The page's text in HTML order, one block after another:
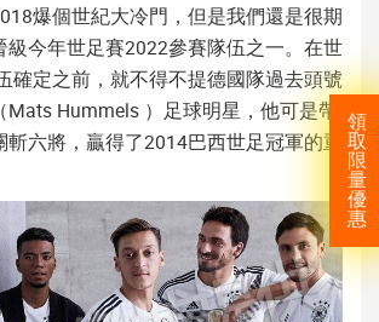
領
取
限
量
優
惠
爆個世紀大冷門，但是我們還是很期
級今年世足賽2022參賽隊伍之一。在世
確定之前，就不得不提德國隊過去頭號
Hummels ）足球明星，他可是帶
六將，贏得了2014巴西世足冠軍的重